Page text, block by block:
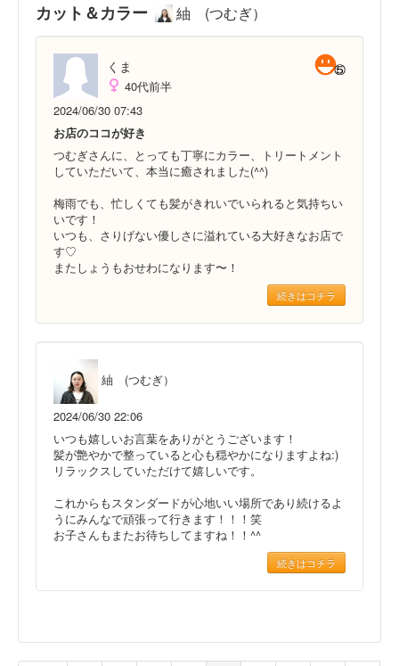
カット＆カラー 紬 (つむぎ）
くま
40代前半
2024/06/30 07:43
お店のココが好き
つむぎさんに、とっても丁寧にカラー、トリートメント
していただいて、本当に癒されました(^^)
梅雨でも、忙しくても髪がきれいでいられると気持ちい
いです！
いつも、さりげない優しさに溢れている大好きなお店で
す♡
またしょうもおせわになります〜！
続きはコチラ
紬 (つむぎ）
2024/06/30 22:06
いつも嬉しいお言葉をありがとうございます！
髪が艶やかで整っていると心も穏やかになりますよね:)
リラックスしていただけて嬉しいです。
これからもスタンダードが心地いい場所であり続けるよ
うにみんなで頑張って行きます！！！笑
お子さんもまたお待ちしてますね！！^^
続きはコチラ